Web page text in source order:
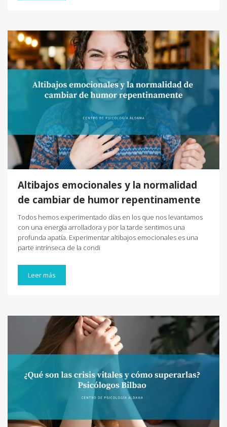
Altibajos emocionales y la normalidad
de cambiar de humor repentinamente
Todos hemos experimentado días en los que nos levantamos
con una energía arrolladora y por la tarde sentimos una
profunda apatía. Experimentar altibajos emocionales es una
parte intrínseca de la condi
Leer más